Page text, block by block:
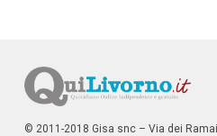
© 2011-2018 Gisa snc – Via dei